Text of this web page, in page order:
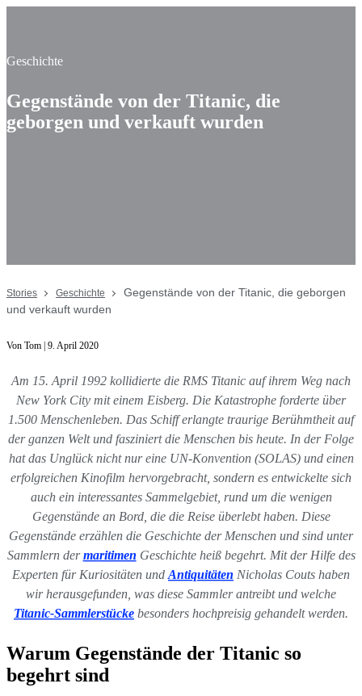
Geschichte
Gegenstände von der Titanic, die
geborgen und verkauft wurden
Stories Geschichte
Gegenstände von der Titanic, die geborgen
und verkauft wurden
Von Tom | 9. April 2020
Am 15. April 1992 kollidierte die RMS Titanic auf ihrem Weg nach
New York City mit einem Eisberg. Die Katastrophe forderte über
1.500 Menschenleben. Das Schiff erlangte traurige Berühmtheit auf
der ganzen Welt und fasziniert die Menschen bis heute. In der Folge
hat das Unglück nicht nur eine UN-Konvention (SOLAS) und einen
erfolgreichen Kinofilm hervorgebracht, sondern es entwickelte sich
auch ein interessantes Sammelgebiet, rund um die wenigen
Gegenstände an Bord, die die Reise überlebt haben. Diese
Gegenstände erzählen die Geschichte der Menschen und sind unter
Sammlern dermaritimen Geschichte heiß begehrt. Mit der Hilfe des
Experten für Kuriositäten und Antiquitäten Nicholas Couts haben
wir herausgefunden, was diese Sammler antreibt und welche
Titanic-Sammlerstücke besonders hochpreisig gehandelt werden.
Warum Gegenstände der Titanic so
begehrt sind